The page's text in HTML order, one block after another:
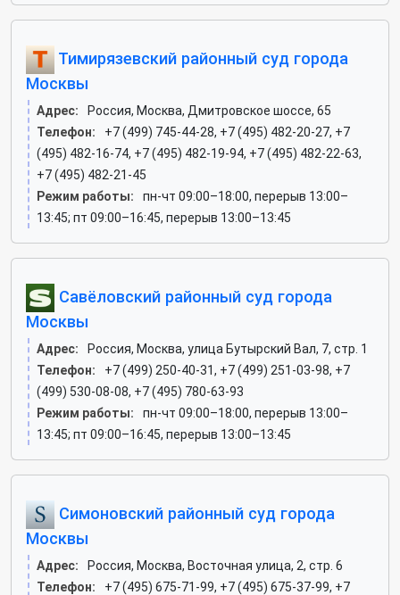
Тимирязевский районный суд города
Москвы
Адрес:
Россия, Москва, Дмитровское шоссе, 65
Телефон:
+7 (499) 745-44-28, +7 (495) 482-20-27, +7
(495) 482-16-74, +7 (495) 482-19-94, +7 (495) 482-22-63,
+7 (495) 482-21-45
Режим работы:
пн-чт 09:00–18:00, перерыв 13:00–
13:45; пт 09:00–16:45, перерыв 13:00–13:45
Савёловский районный суд города
Москвы
Адрес:
Россия, Москва, улица Бутырский Вал, 7, стр. 1
Телефон:
+7 (499) 250-40-31, +7 (499) 251-03-98, +7
(499) 530-08-08, +7 (495) 780-63-93
Режим работы:
пн-чт 09:00–18:00, перерыв 13:00–
13:45; пт 09:00–16:45, перерыв 13:00–13:45
Симоновский районный суд города
Москвы
Адрес:
Россия, Москва, Восточная улица, 2, стр. 6
Телефон:
+7 (495) 675-71-99, +7 (495) 675-37-99, +7